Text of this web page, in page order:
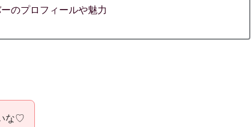
のプロフィールや魅力
な♡